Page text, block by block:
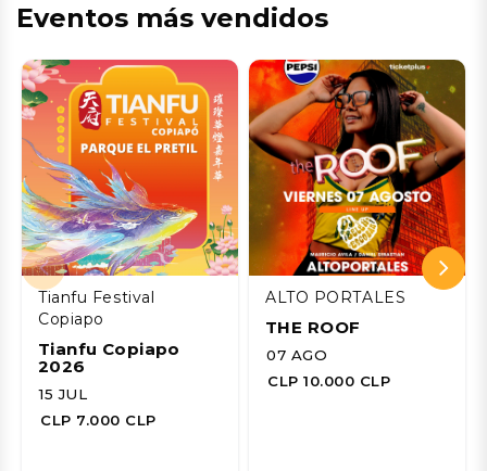
Eventos más vendidos
Tianfu Festival
Copiapo
Tianfu Copiapo
2026
15 JUL
CLP 7.000 CLP
ALTO PORTALES
THE ROOF
07 AGO
CLP 10.000 CLP